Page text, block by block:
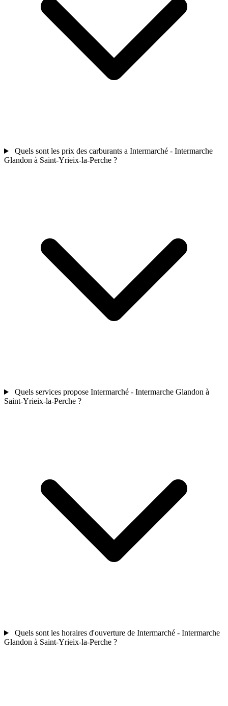
Quels sont les prix des carburants a Intermarché - Intermarche
Glandon à Saint-Yrieix-la-Perche ?
Quels services propose Intermarché - Intermarche Glandon à
Saint-Yrieix-la-Perche ?
Quels sont les horaires d'ouverture de Intermarché - Intermarche
Glandon à Saint-Yrieix-la-Perche ?